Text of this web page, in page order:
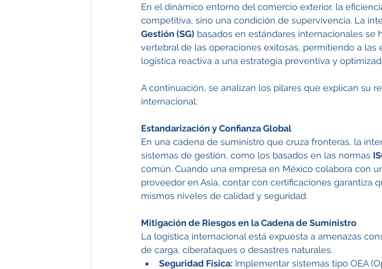
En el dinámico entorno del comercio exterior, la
competitiva, sino una condición de supervivencia. La
Gestión (SG) basados en estándares internacionales se
vertebral de las operaciones exitosas, permitiendo a las
logística reactiva a una estrategia preventiva y
A continuación, se analizan los pilares que explican su
internacional:
Estandarización y Confianza Global
En una cadena de suministro que cruza fronteras, la
sistemas de gestión, como los basados en las normas
común. Cuando una empresa en México colabora con
proveedor en Asia, contar con certificaciones garantiza
mismos niveles de calidad y seguridad.
Mitigación de Riesgos en la Cadena de Suministro
La logística internacional está expuesta a amenazas
de carga, ciberataques o desastres naturales.
Seguridad Física: Implementar sistemas tipo OEA